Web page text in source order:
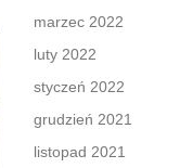
marzec 2022
luty 2022
styczeń 2022
grudzień 2021
listopad 2021